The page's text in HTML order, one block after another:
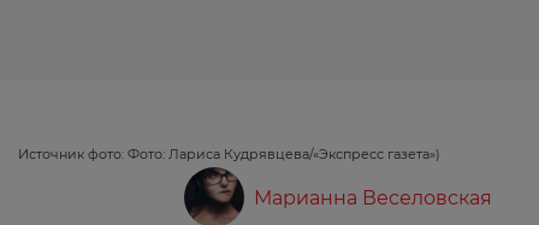
Источник фото: Фото: Лариса Кудрявцева/«Экспресс газета»)
Марианна Веселовская